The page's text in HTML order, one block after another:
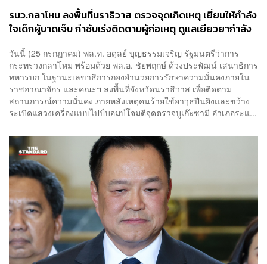
รมว.กลาโหม ลงพื้นที่นราธิวาส ตรวจจุดเกิดเหตุ เยี่ยมให้กำลัง
ใจเด็กผู้บาดเจ็บ กำชับเร่งติดตามผู้ก่อเหตุ ดูแลเยียวยากำลัง
​วันนี้ (25 กรกฎาคม) พล.ท. อดุลย์ บุญธรรมเจริญ รัฐมนตรีว่าการ
กระทรวงกลาโหม พร้อมด้วย พล.อ. ชัยพฤกษ์ ด้วงประพัฒน์ เสนาธิการ
ทหารบก ในฐานะเลขาธิการกองอำนวยการรักษาความมั่นคงภายใน
ราชอาณาจักร และคณะฯ ลงพื้นที่จังหวัดนราธิวาส เพื่อติดตาม
สถานการณ์ความมั่นคง ภายหลังเหตุคนร้ายใช้อาวุธปืนยิงและขว้าง
ระเบิดแสวงเครื่องแบบไปป์บอมบ์โจมตีจุดตรวจบูเก๊ะซามี อำเภอระแ...